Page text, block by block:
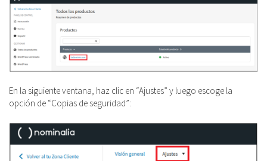
En la siguiente ventana, haz clic en “Ajustes” y luego escoge la
opción de “Copias de seguridad”: